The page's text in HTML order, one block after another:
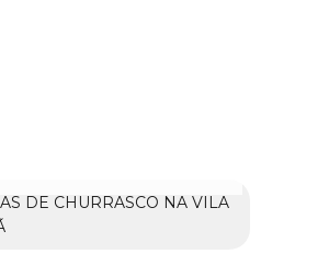
DE CHURRASCO NA VILA